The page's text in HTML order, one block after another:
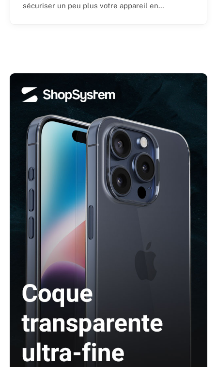
sécuriser un peu plus votre appareil en…